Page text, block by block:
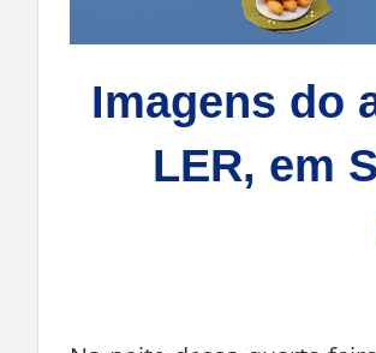
Imagens do
LER, em